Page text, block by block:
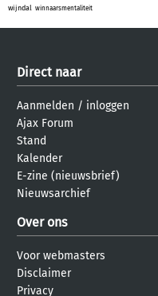
wijndal winnaarsmentaliteit
Direct naar
Aanmelden / inloggen
Ajax Forum
Stand
Kalender
E-zine (nieuwsbrief)
Nieuwsarchief
Over ons
Voor webmasters
Disclaimer
Privacy